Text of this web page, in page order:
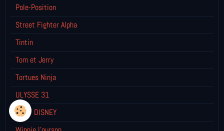
Pole-Position
Street Fighter Alpha
Tintin
Tom et Jerry
Tortues Ninja
ULYSSE 31
WALT DISNEY